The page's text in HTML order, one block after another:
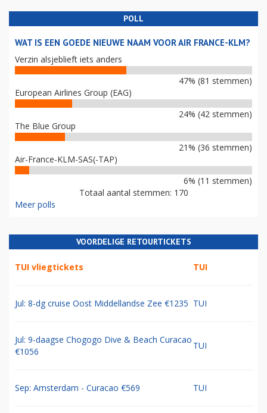
POLL
WAT IS EEN GOEDE NIEUWE NAAM VOOR AIR FRANCE-KLM?
Verzin alsjeblieft iets anders
47% (81 stemmen)
European Airlines Group (EAG)
24% (42 stemmen)
The Blue Group
21% (36 stemmen)
Air-France-KLM-SAS(-TAP)
6% (11 stemmen)
Totaal aantal stemmen: 170
Meer polls
VOORDELIGE RETOURTICKETS
TUI vliegtickets TUI
Jul: 8-dg cruise Oost Middellandse Zee €1235 TUI
Jul: 9-daagse Chogogo Dive & Beach Curacao
€1056
TUI
Sep: Amsterdam - Curacao €569 TUI